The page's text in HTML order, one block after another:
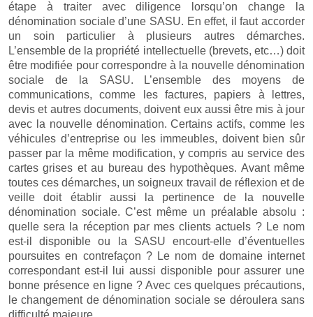
étape à traiter avec diligence lorsqu’on change la
dénomination sociale d’une SASU. En effet, il faut accorder
un soin particulier à plusieurs autres démarches.
L’ensemble de la propriété intellectuelle (brevets, etc…) doit
être modifiée pour correspondre à la nouvelle dénomination
sociale de la SASU. L’ensemble des moyens de
communications, comme les factures, papiers à lettres,
devis et autres documents, doivent eux aussi être mis à jour
avec la nouvelle dénomination. Certains actifs, comme les
véhicules d’entreprise ou les immeubles, doivent bien sûr
passer par la même modification, y compris au service des
cartes grises et au bureau des hypothèques. Avant même
toutes ces démarches, un soigneux travail de réflexion et de
veille doit établir aussi la pertinence de la nouvelle
dénomination sociale. C’est même un préalable absolu :
quelle sera la réception par mes clients actuels ? Le nom
est-il disponible ou la SASU encourt-elle d’éventuelles
poursuites en contrefaçon ? Le nom de domaine internet
correspondant est-il lui aussi disponible pour assurer une
bonne présence en ligne ? Avec ces quelques précautions,
le changement de dénomination sociale se déroulera sans
difficulté majeure.